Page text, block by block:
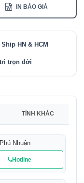
IN BÁO GIÁ
Ship HN & HCM
trọn đời
TỈNH KHÁC
Nhuận
Hotline